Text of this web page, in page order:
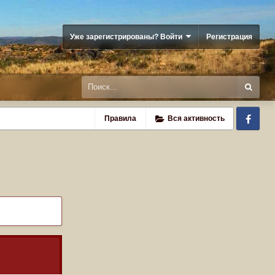
Уже зарегистрированы? Войти Регистрация
Правила Вся активность